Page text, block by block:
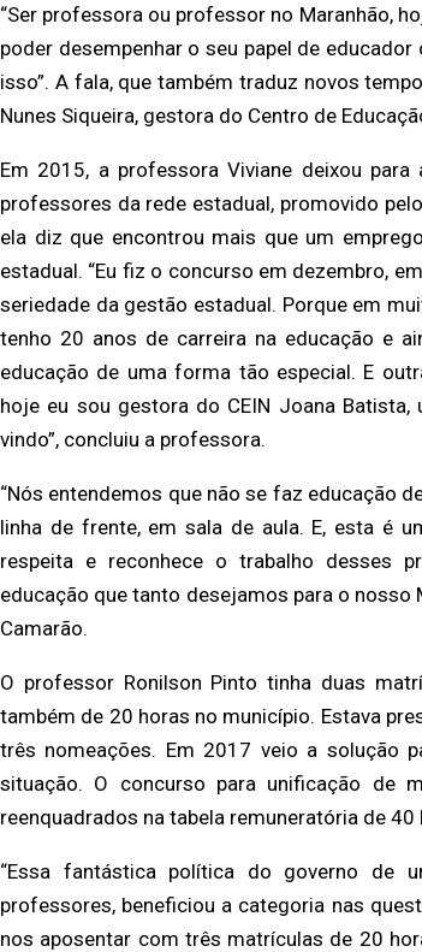
“Ser professora ou professor no Maranhão,
poder desempenhar o seu papel de
isso”. A fala, que também traduz novos
Nunes Siqueira, gestora do Centro de
Em 2015, a professora Viviane deixou
professores da rede estadual, promovido
ela diz que encontrou mais que um
estadual. “Eu fiz o concurso em dezembro,
seriedade da gestão estadual. Porque em
tenho 20 anos de carreira na educação e
educação de uma forma tão especial. E
hoje eu sou gestora do CEIN Joana
vindo”, concluiu a professora.
“Nós entendemos que não se faz educação
linha de frente, em sala de aula. E, esta é
respeita e reconhece o trabalho desses
educação que tanto desejamos para o nosso
Camarão.
O professor Ronilson Pinto tinha duas
também de 20 horas no município. Estava
três nomeações. Em 2017 veio a solução
situação. O concurso para unificação de
reenquadrados na tabela remuneratória de 40
“Essa fantástica política do governo de
professores, beneficiou a categoria nas
nos aposentar com três matrículas de 20